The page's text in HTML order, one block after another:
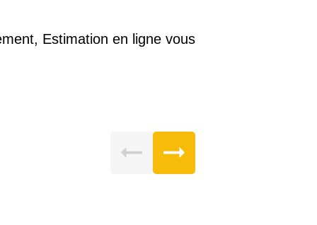
Estimation en ligne vous